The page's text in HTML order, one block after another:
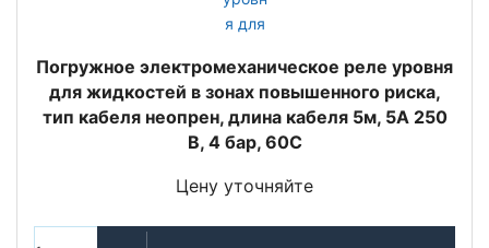
Погружное электромеханическое реле уровня
для жидкостей в зонах повышенного риска,
тип кабеля неопрен, длина кабеля 5м, 5A 250
В, 4 бар, 60C
Цену уточняйте